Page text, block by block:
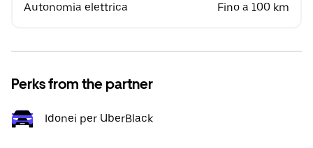
Autonomia elettrica Fino a 100 km
Perks from the partner
Idonei per UberBlack